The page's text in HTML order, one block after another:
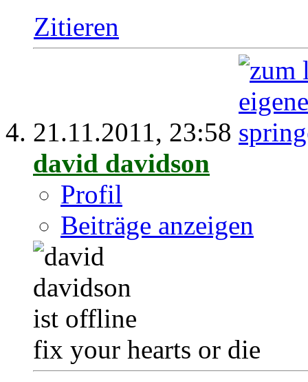
Zitieren
21.11.2011, 23:58
david davidson
Profil
Beiträge anzeigen
fix your hearts or die